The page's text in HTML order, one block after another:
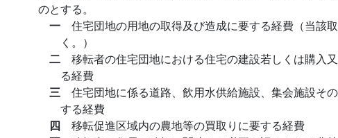
のとする。
一 住宅団地の用地の取得及び造成に要する経費（当該
く。）
二 移転者の住宅団地における住宅の建設若しくは購入
る経費
三 住宅団地に係る道路、飲用水供給施設、集会施設そ
する経費
四 移転促進区域内の農地等の買取りに要する経費